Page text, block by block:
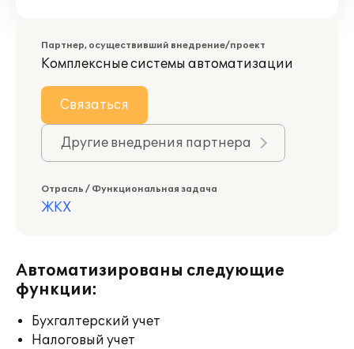
Партнер, осуществивший внедрение/проект
Комплексные системы автоматизации
Связаться
Другие внедрения партнера
Отрасль / Функциональная задача
ЖКХ
Автоматизированы следующие
функции:
Бухгалтерский учет
Налоговый учет